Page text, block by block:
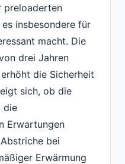
preloaderten
insbesondere für
macht. Die
drei Jahren
die Sicherheit
sich, ob die
die
Erwartungen
bei
Erwärmung